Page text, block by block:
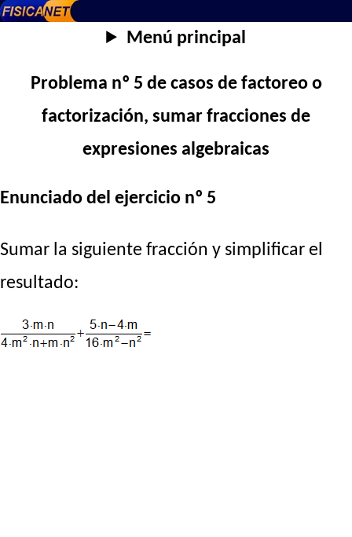
Menú principal
Problema nº 5 de casos de factoreo o
factorización, sumar fracciones de
expresiones algebraicas
Enunciado del ejercicio nº 5
Sumar la siguiente fracción y simplificar el
resultado: